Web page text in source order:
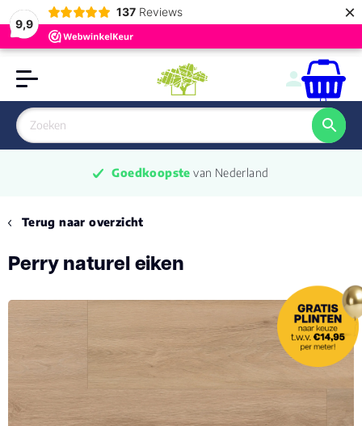
9,9
137 Reviews ×
0
Goedkoopste van Nederland
Terug naar overzicht
Perry naturel eiken